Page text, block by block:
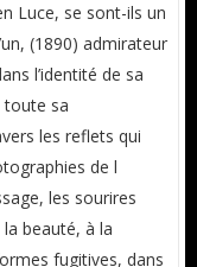
Luce, se sont-ils un
(1890) admirateur
l’identité de sa
toute sa
les reflets qui
de l
les sourires
beauté, à la
fugitives, dans